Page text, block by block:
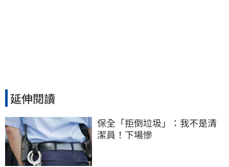
延伸閱讀
保全「拒倒垃圾」：我不是清
潔員！下場慘